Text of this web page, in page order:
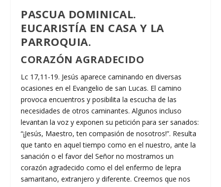
PASCUA DOMINICAL.
EUCARISTÍA EN CASA Y LA
PARROQUIA.
CORAZÓN AGRADECIDO
Lc 17,11-19. Jesús aparece caminando en diversas
ocasiones en el Evangelio de san Lucas. El camino
provoca encuentros y posibilita la escucha de las
necesidades de otros caminantes. Algunos incluso
levantan la voz y exponen su petición para ser sanados:
“¡Jesús, Maestro, ten compasión de nosotros!”. Resulta
que tanto en aquel tiempo como en el nuestro, ante la
sanación o el favor del Señor no mostramos un
corazón agradecido como el del enfermo de lepra
samaritano, extranjero y diferente. Creemos que nos